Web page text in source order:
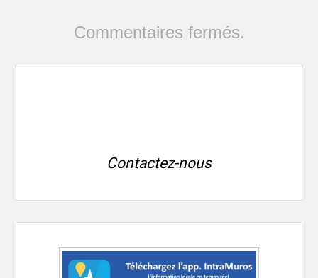
Commentaires fermés.
Contactez-nous